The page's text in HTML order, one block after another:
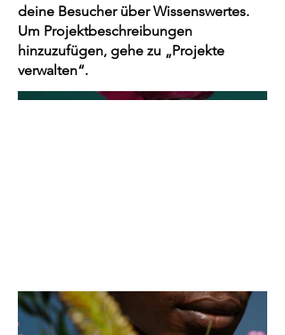
deine Besucher über Wissenswertes.
Um Projektbeschreibungen
hinzuzufügen, gehe zu „Projekte
verwalten“.